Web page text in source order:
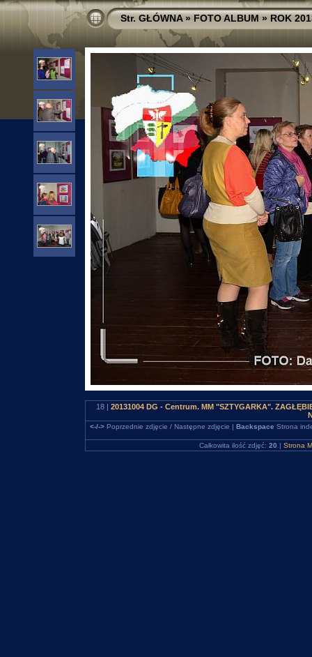
Str. GŁÓWNA»FOTO ALBUM»ROK
18 | 20131004 DG - Centrum. MM "SZTYGARKA".
<-/->Poprzednie zdjęcie / Następne zdjęcie | Backspace Strona
Całkowita ilość zdjęć: 20 | Strona